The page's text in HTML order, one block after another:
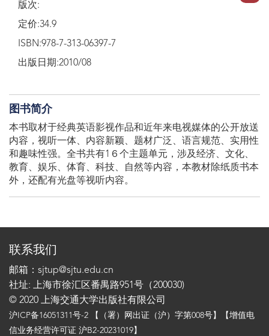
版次:
定价:34.9
ISBN:978-7-313-06397-7
出版日期:2010/08
图书简介
本书取材于经典英语影视作品和近年来电视媒体的公开放送
内容，视听一体、内容新颖、题材广泛、语言规范、实用性
和趣味性强。全书共有1６个主题单元，涉及经济、文化、
教育、娱乐、体育、科技、自然等内容，本教材除纸质书本
外，还配有光盘等视听内容。
联系我们
邮箱：sjtup@sjtu.edu.cn
社址: 上海市徐汇区番禺路951号（200030)
© 2020 上海交通大学出版社有限公司
沪ICP备16051311号-2 【（署）网出证（沪）字第008号】【增值电
信业务经营许可证 沪B2-20231019】